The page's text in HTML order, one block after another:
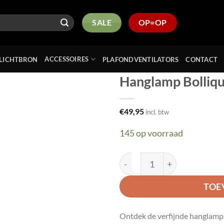
SALE OP=OP
LICHTBRON ACCESSOIRES PLAFONDVENTILATORS CONTACT
Hanglamp
€49,95 incl. btw
145 op voorraad
Hanglamp Bollique
Ontdek de verfijnde